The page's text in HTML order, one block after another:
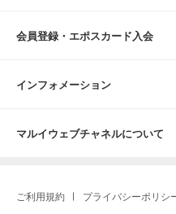
会員登録・エポスカード入会
インフォメーション
マルイウェブチャネルについて
ご利用規約 プライバシーポリシ